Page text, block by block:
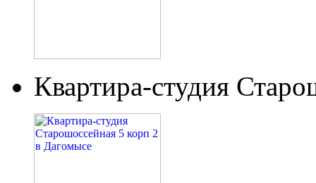
Квартира-студия